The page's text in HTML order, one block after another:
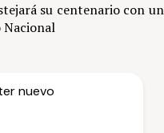
su centenario con un